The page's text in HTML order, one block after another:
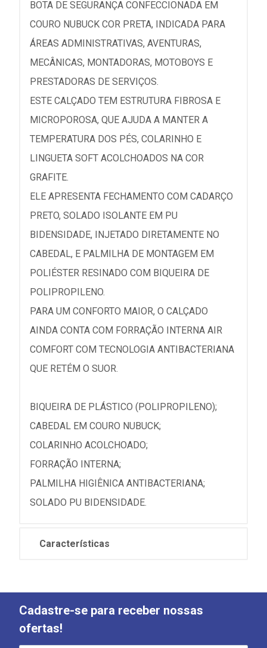
BOTA DE SEGURANÇA CONFECCIONADA EM
COURO NUBUCK COR PRETA, INDICADA PARA
ÁREAS ADMINISTRATIVAS, AVENTURAS,
MECÂNICAS, MONTADORAS, MOTOBOYS E
PRESTADORAS DE SERVIÇOS.
ESTE CALÇADO TEM ESTRUTURA FIBROSA E
MICROPOROSA, QUE AJUDA A MANTER A
TEMPERATURA DOS PÉS, COLARINHO E
LINGUETA SOFT ACOLCHOADOS NA COR
GRAFITE.
ELE APRESENTA FECHAMENTO COM CADARÇO
PRETO, SOLADO ISOLANTE EM PU
BIDENSIDADE, INJETADO DIRETAMENTE NO
CABEDAL, E PALMILHA DE MONTAGEM EM
POLIÉSTER RESINADO COM BIQUEIRA DE
POLIPROPILENO.
PARA UM CONFORTO MAIOR, O CALÇADO
AINDA CONTA COM FORRAÇÃO INTERNA AIR
COMFORT COM TECNOLOGIA ANTIBACTERIANA
QUE RETÉM O SUOR.
BIQUEIRA DE PLÁSTICO (POLIPROPILENO);
CABEDAL EM COURO NUBUCK;
COLARINHO ACOLCHOADO;
FORRAÇÃO INTERNA;
PALMILHA HIGIÊNICA ANTIBACTERIANA;
SOLADO PU BIDENSIDADE.
Características
Cadastre-se para receber nossas
ofertas!